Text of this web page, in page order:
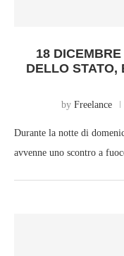
18
DELLO STATO,
by Freelance
Durante la notte di
avvenne uno scontro a